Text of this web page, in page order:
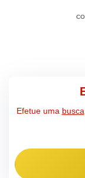
Efetue uma busca